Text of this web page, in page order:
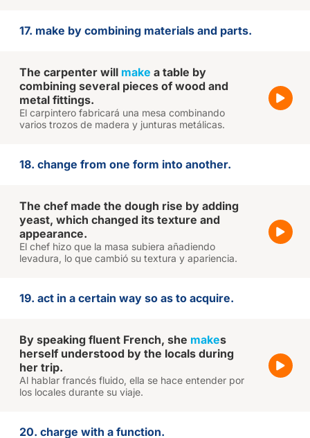
17. make by combining materials and parts.
The carpenter will make a table by
combining several pieces of wood and
metal fittings.
El carpintero fabricará una mesa combinando
varios trozos de madera y junturas metálicas.
18. change from one form into another.
The chef made the dough rise by adding
yeast, which changed its texture and
appearance.
El chef hizo que la masa subiera añadiendo
levadura, lo que cambió su textura y apariencia.
19. act in a certain way so as to acquire.
By speaking fluent French, she makes
herself understood by the locals during
her trip.
Al hablar francés fluido, ella se hace entender por
los locales durante su viaje.
20. charge with a function.